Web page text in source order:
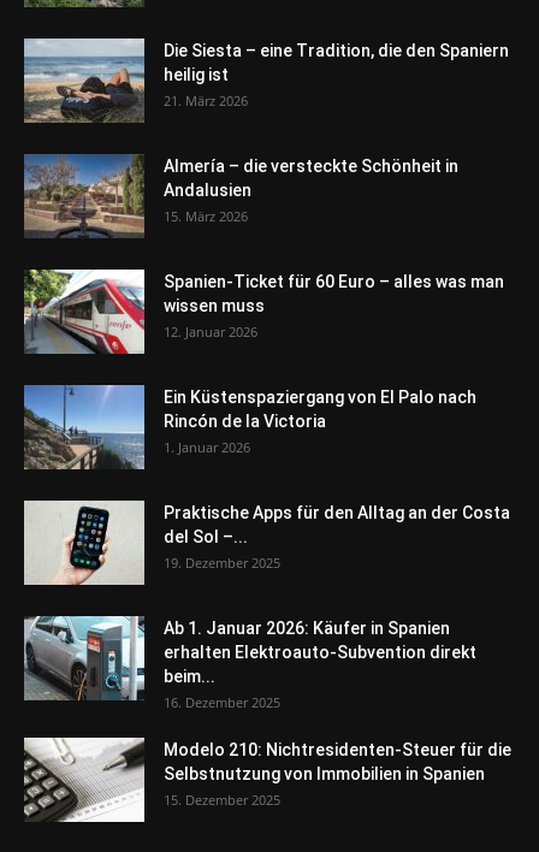
Die Siesta – eine Tradition, die den Spaniern
heilig ist
21. März 2026
Almería – die versteckte Schönheit in
Andalusien
15. März 2026
Spanien-Ticket für 60 Euro – alles was man
wissen muss
12. Januar 2026
Ein Küstenspaziergang von El Palo nach
Rincón de la Victoria
1. Januar 2026
Praktische Apps für den Alltag an der Costa
del Sol –...
19. Dezember 2025
Ab 1. Januar 2026: Käufer in Spanien
erhalten Elektroauto-Subvention direkt
beim...
16. Dezember 2025
Modelo 210: Nichtresidenten-Steuer für die
Selbstnutzung von Immobilien in Spanien
15. Dezember 2025